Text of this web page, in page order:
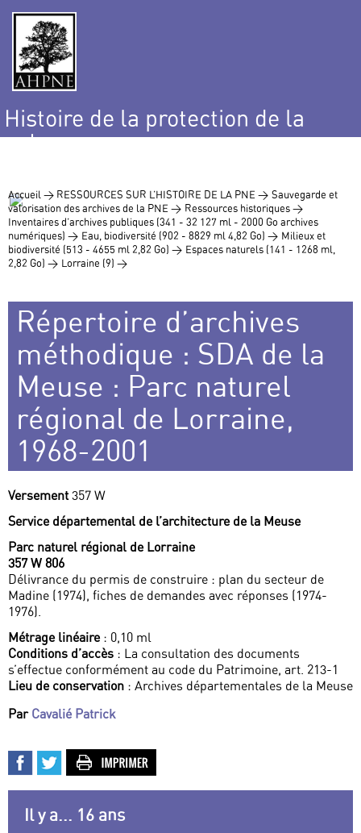
Histoire de la protection de la
nature
Accueil > RESSOURCES SUR L’HISTOIRE DE LA PNE > Sauvegarde et
valorisation des archives de la PNE > Ressources historiques >
Inventaires d’archives publiques (341 - 32 127 ml - 2000 Go archives
numériques) > Eau, biodiversité (902 - 8829 ml 4,82 Go) > Milieux et
biodiversité (513 - 4655 ml 2,82 Go) > Espaces naturels (141 - 1268 ml,
2,82 Go) > Lorraine (9) >
Répertoire d’archives
méthodique : SDA de la
Meuse : Parc naturel
régional de Lorraine,
1968-2001
Versement357 W
Service départemental de l’architecture de la Meuse
Parc naturel régional de Lorraine
357 W 806
Délivrance du permis de construire : plan du secteur de
Madine (1974), fiches de demandes avec réponses (1974-
1976).
Métrage linéaire: 0,10 ml
Conditions d’accès : La consultation des documents
s’effectue conformément au code du Patrimoine, art. 213-1
Lieu de conservation : Archives départementales de la Meuse
Par Cavalié Patrick
Il y a... 16 ans